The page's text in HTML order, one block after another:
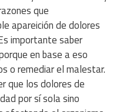
que
apareición de dolores
importante saber
en base a eso
o remediar el malestar.
que los dolores de
por sí sola sino